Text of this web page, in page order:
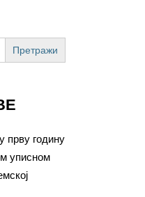
прву годину
уписном